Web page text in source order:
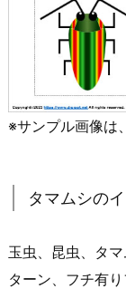
※サンプル画像は
タマムシの
玉虫、昆虫、タ
ターン、フチ有